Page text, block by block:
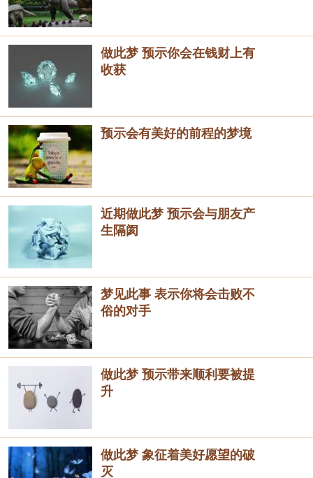
做此梦 预示你会在钱财上有
收获
预示会有美好的前程的梦境
近期做此梦 预示会与朋友产
生隔阂
梦见此事 表示你将会击败不
俗的对手
做此梦 预示带来顺利要被提
升
做此梦 象征着美好愿望的破
灭